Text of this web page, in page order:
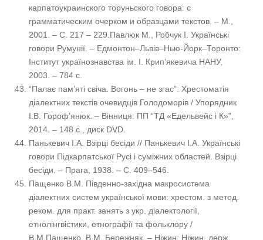
карпатоукраинского торуньского говора: с
грамматическим очерком и образцами текстов. – М.,
2001. – С. 217 – 229.Павлюк М., Робчук І. Українські
говори Румунії. – Едмонтон–Львів–Нью-Йорк–Торонто:
Інститут українознавства ім. І. Крип’якевича НАНУ,
2003. – 784 с.
“Палає пам’яті свіча. Вогонь – не згас”: Хрестоматія
діалектних текстів очевидців Голодоморів / Упорядник
І.В. Гороф’янюк. – Вінниця: ПП “ТД «Едельвейс і К»”,
2014. – 148 с., диск DVD.
Панькевич І.А. Взірці бесіди // Панькевич І.А. Українські
говори Підкарпатської Русі і суміжних областей. Взірці
бесіди. – Прага, 1938. – С. 409–546.
Пащенко В.М. Південно-західна макросистема
діалектних систем української мови: хрестом. з метод.
реком. для практ. занять з укр. діалектології,
етнолінгвістики, етнографії та фольклору /
В.М.Пащенко, В.М. Бережняк. – Ніжин: Ніжин. держ.